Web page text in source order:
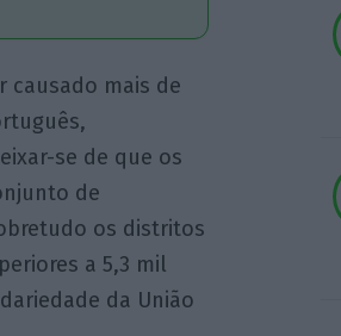
causado mais de
se de que os
de
os distritos
a 5,3 mil
da União